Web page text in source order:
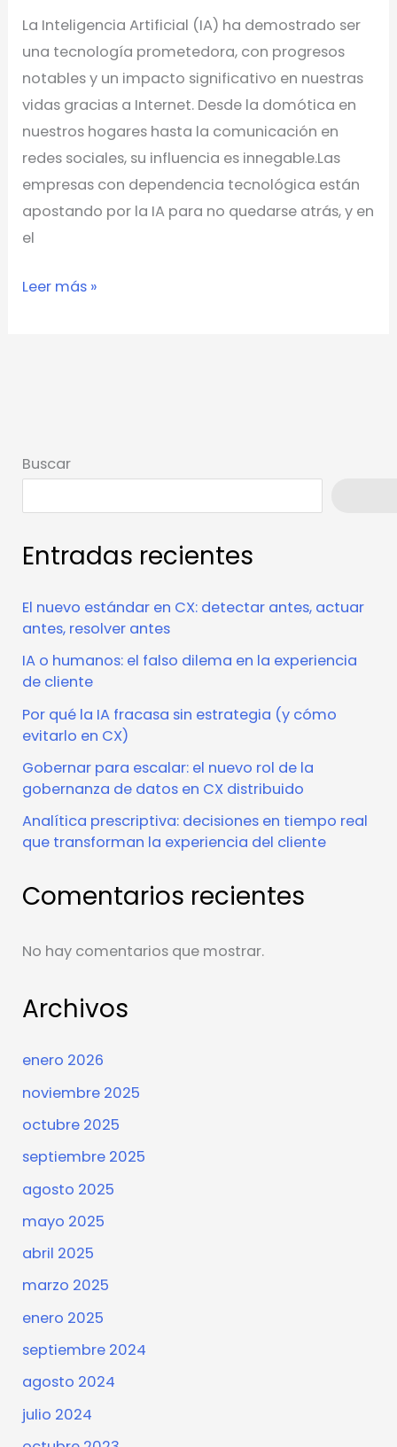
La Inteligencia Artificial (IA) ha demostrado ser
una tecnología prometedora, con progresos
notables y un impacto significativo en nuestras
vidas gracias a Internet. Desde la domótica en
nuestros hogares hasta la comunicación en
redes sociales, su influencia es innegable.⁣⁣Las
empresas con dependencia tecnológica están
apostando por la IA para no quedarse atrás, y en
el
Leer más »
Buscar
Entradas recientes
El nuevo estándar en CX: detectar antes, actuar
antes, resolver antes
IA o humanos: el falso dilema en la experiencia
de cliente
Por qué la IA fracasa sin estrategia (y cómo
evitarlo en CX)
Gobernar para escalar: el nuevo rol de la
gobernanza de datos en CX distribuido
Analítica prescriptiva: decisiones en tiempo real
que transforman la experiencia del cliente
Comentarios recientes
No hay comentarios que mostrar.
Archivos
enero 2026
noviembre 2025
octubre 2025
septiembre 2025
agosto 2025
mayo 2025
abril 2025
marzo 2025
enero 2025
septiembre 2024
agosto 2024
julio 2024